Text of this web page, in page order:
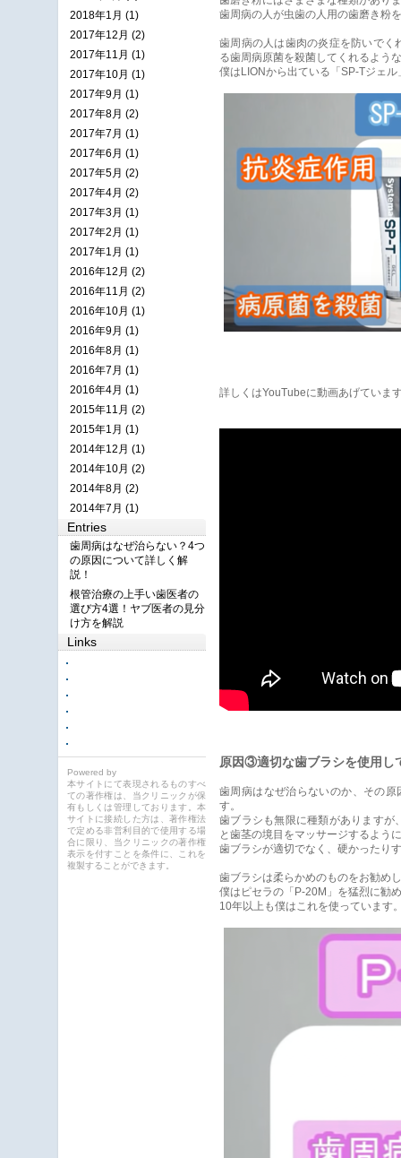
歯周病の人が虫歯の人用の歯磨き粉
歯周病の人は歯肉の炎症を防いでく
る歯周病原菌を殺菌してくれるよう
僕はLIONから出ている「SP-Tジェ
詳しくはYouTubeに動画あげていま
原因③適切な歯ブラシを使用し
歯周病はなぜ治らないのか、その原
す。
歯ブラシも無限に種類がありますが
と歯茎の境目をマッサージするよう
歯ブラシが適切でなく、硬かったり
歯ブラシは柔らかめのものをお勧め
僕はピセラの「P-20M」を猛烈に勧
10年以上も僕はこれを使っています
2018年1月 (1)
2017年12月 (2)
2017年11月 (1)
2017年10月 (1)
2017年9月 (1)
2017年8月 (2)
2017年7月 (1)
2017年6月 (1)
2017年5月 (2)
2017年4月 (2)
2017年3月 (1)
2017年2月 (1)
2017年1月 (1)
2016年12月 (2)
2016年11月 (2)
2016年10月 (1)
2016年9月 (1)
2016年8月 (1)
2016年7月 (1)
2016年4月 (1)
2015年11月 (2)
2015年1月 (1)
2014年12月 (1)
2014年10月 (2)
2014年8月 (2)
2014年7月 (1)
Entries
歯周病はなぜ治らない？4つ
の原因について詳しく解
説！
根管治療の上手い歯医者の
選び方4選！ヤブ医者の見分
け方を解説
Links
Powered by
本サイトにて表現されるものすべ
ての著作権は、当クリニックが保
有もしくは管理しております。本
サイトに接続した方は、著作権法
で定める非営利目的で使用する場
合に限り、当クリニックの著作権
表示を付すことを条件に、これを
複製することができます。